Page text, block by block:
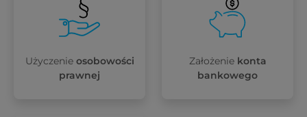
Użyczenie osobowości
prawnej
Założenie konta
bankowego